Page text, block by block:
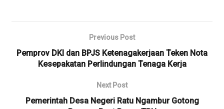
Previous Post
Pemprov DKI dan BPJS Ketenagakerjaan Teken Nota
Kesepakatan Perlindungan Tenaga Kerja
Next Post
Pemerintah Desa Negeri Ratu Ngambur Gotong